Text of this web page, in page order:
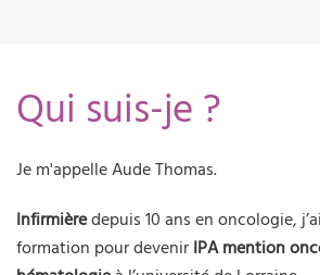
Qui suis-je ?
Je m'appelle Aude Thomas.
Infirmièredepuis 10 ans en oncologie,
formation pour devenir IPA mention